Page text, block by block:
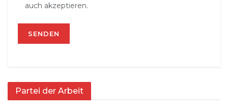
auch akzeptieren.
Partei der Arbeit